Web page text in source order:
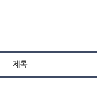
제목